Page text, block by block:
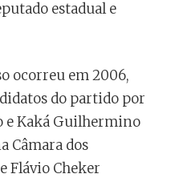
estadual e
ocorreu em 2006,
do partido por
e Kaká Guilhermino
Câmara dos
Flávio Cheker